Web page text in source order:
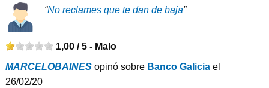
“No reclames que te dan de baja”
1,00 / 5 - Malo
MARCELOBAINES opinó sobre Banco Galicia el
26/02/20